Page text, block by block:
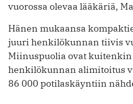
vuorossa olevaa lääkäriä,
Hänen mukaansa
juuri henkilökunnan tiivis
Miinuspuolia ovat kuitenkin
henkilökunnan alimitoitus
86 000 potilaskäyntiin